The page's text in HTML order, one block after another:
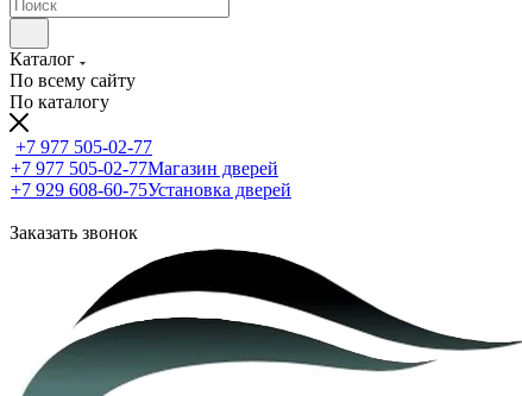
Каталог
По всему сайту
По каталогу
+7 977 505-02-77
+7 977 505-02-77Магазин дверей
+7 929 608-60-75Установка дверей
Заказать звонок